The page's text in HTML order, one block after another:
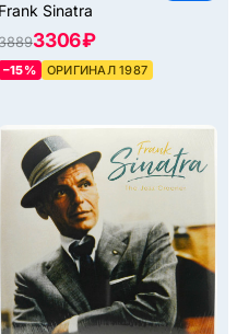
Frank Sinatra
3306 ₽
–15% ОРИГИНАЛ 1987